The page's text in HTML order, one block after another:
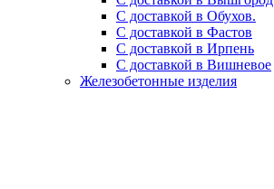
С доставкой в Обухов.
С доставкой в Фастов
С доставкой в Ирпень
С доставкой в Вишневое
Железобетонные изделия